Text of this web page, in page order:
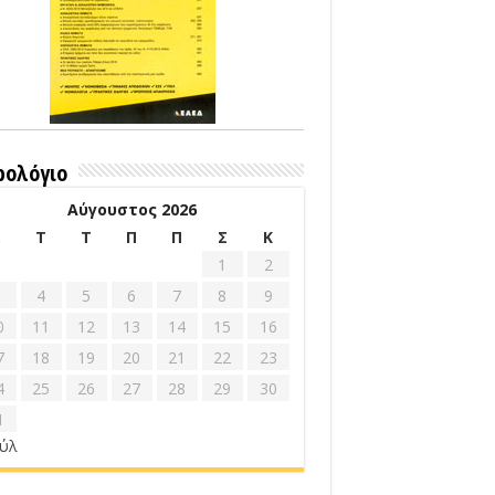
Αύγουστος 2026
Τ Τ Π Π Σ
Κ
1
2
4 5 6 7 8
9
11 12 13 14 15
16
18 19 20 21 22
23
25 26 27 28 29
30